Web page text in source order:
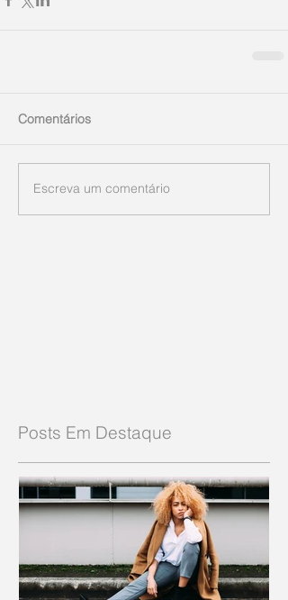
Comentários
Escreva um comentário
Posts Em Destaque